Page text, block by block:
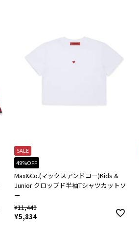
SALE
49%OFF
Max&Co.(マックスアンドコー)Kids &
Junior クロップド半袖Tシャツカットソ
ー
¥11,440
¥5,834